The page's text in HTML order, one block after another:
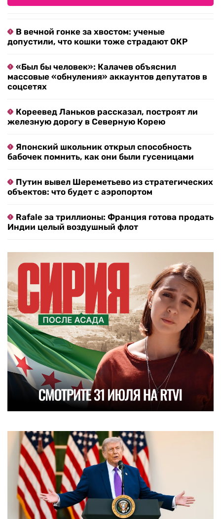
В вечной гонке за хвостом: ученые
допустили, что кошки тоже страдают ОКР
«Был бы человек»: Калачев объяснил
массовые «обнуления» аккаунтов депутатов в
соцсетях
Кореевед Ланьков рассказал, построят ли
железную дорогу в Северную Корею
Японский школьник открыл способность
бабочек помнить, как они были гусеницами
Путин вывел Шереметьево из стратегических
объектов: что будет с аэропортом
Rafale за триллионы: Франция готова продать
Индии целый воздушный флот